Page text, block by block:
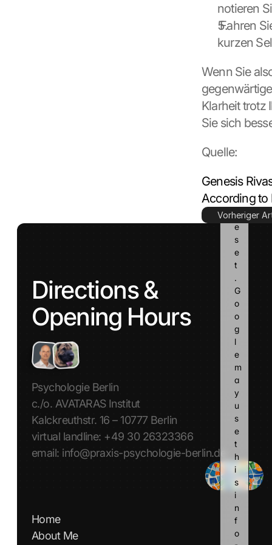
notieren
Fahren
kurzen
Wenn Sie
Klarheit trotz
Sie sich
Quelle:
Genesis
According to
Vorheriger
Directions &
Opening Hours
Psychologie Berlin
c./o. AVATARAS Institut
Kalckreuthstr. 16 – 10777 Berlin
virtual landline: +49 30 26323366
email: info@praxis-psychologie-berlin.de
Home
About Me
l
e
n
c
o
o
k
s
i
l
l
b
e
s
e
t
.
G
o
o
g
l
e
m
a
y
u
s
e
t
h
i
s
i
n
f
o